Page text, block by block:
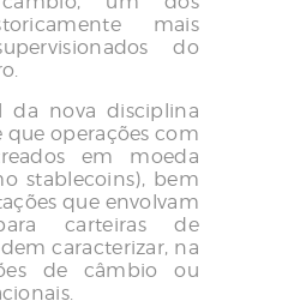
mais
do
da nova disciplina
que operações com
em moeda
stablecoins), bem
que envolvam
carteiras de
caracterizar, na
de câmbio ou